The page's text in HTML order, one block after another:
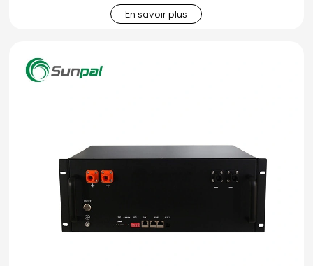
En savoir plus